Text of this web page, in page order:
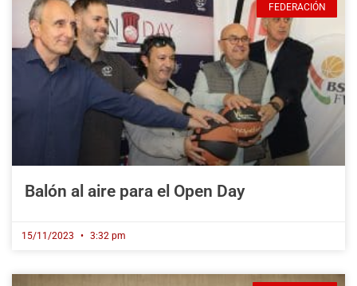
FEDERACIÓN
Balón al aire para el Open Day
15/11/2023 3:32 pm